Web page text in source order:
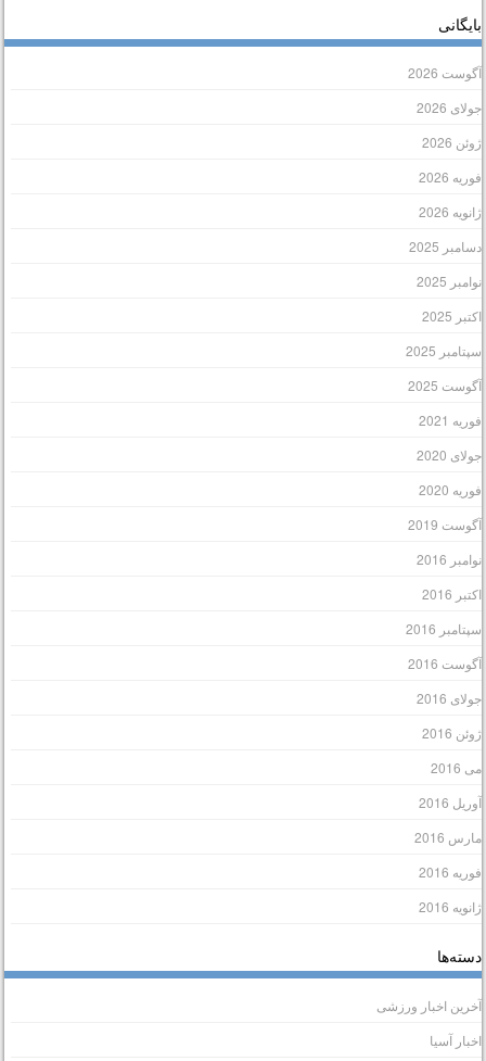
2026
2026
2026
2026
2026
2025
2025
2025
2025
2025
2021
2020
2020
2019
2016
2016
2016
2016
2016
2016
2016
2016
2016
2016
2016
اخبار ورزشی
آسیا